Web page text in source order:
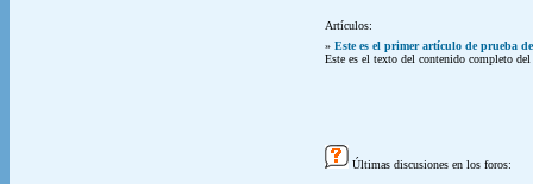
Artículos:
» Este es el primer artículo de prueba
Este es el texto del contenido completo
Últimas discusiones en los foros: